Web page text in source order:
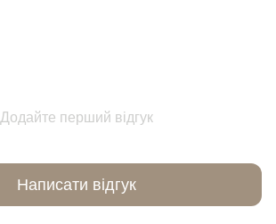
Додайте перший відгук
Написати відгук